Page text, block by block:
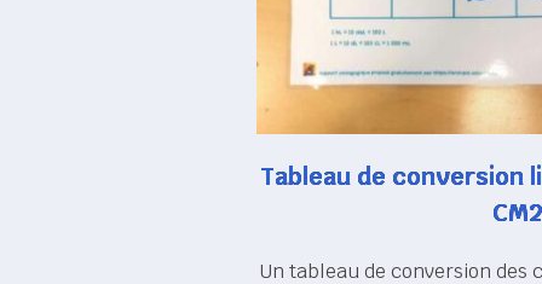
Tableau de conversion
Un tableau de conversion